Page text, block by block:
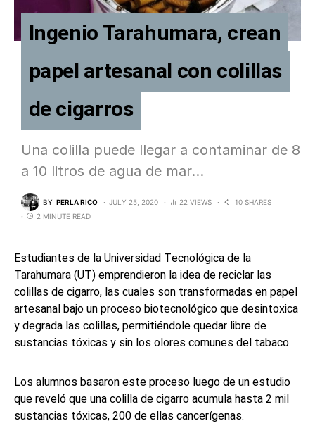
Ingenio Tarahumara, crean
papel artesanal con colillas
de cigarros
Una colilla puede llegar a contaminar de 8
a 10 litros de agua de mar…
BY PERLA RICO JULY 25, 2020 22 VIEWS
10 SHARES
2 MINUTE READ
Estudiantes de la Universidad Tecnológica de la
Tarahumara (UT) emprendieron la idea de reciclar las
colillas de cigarro, las cuales son transformadas en papel
artesanal bajo un proceso biotecnológico que desintoxica
y degrada las colillas, permitiéndole quedar libre de
sustancias tóxicas y sin los olores comunes del tabaco.
Los alumnos basaron este proceso luego de un estudio
que reveló que una colilla de cigarro acumula hasta 2 mil
sustancias tóxicas, 200 de ellas cancerígenas.